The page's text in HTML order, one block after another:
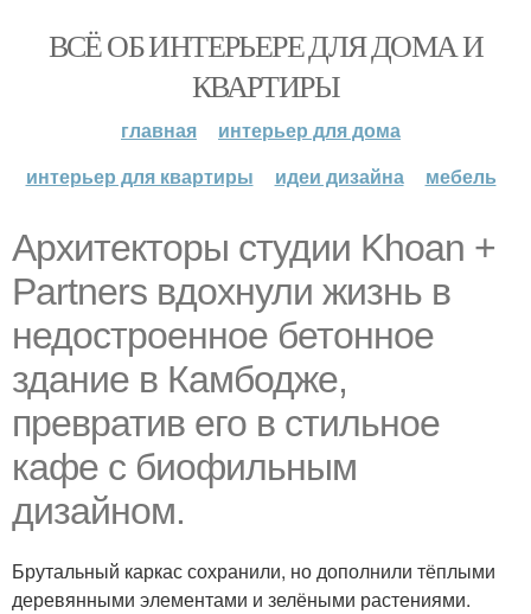
ВСЁ ОБ ИНТЕРЬЕРЕ ДЛЯ ДОМА И
КВАРТИРЫ
главная
интерьер для дома
интерьер для квартиры
идеи дизайна мебель
Архитекторы студии Khoan +
Partners вдохнули жизнь в
недостроенное бетонное
здание в Камбодже,
превратив его в стильное
кафе с биофильным
дизайном.
Брутальный каркас сохранили, но дополнили тёплыми
деревянными элементами и зелёными растениями.